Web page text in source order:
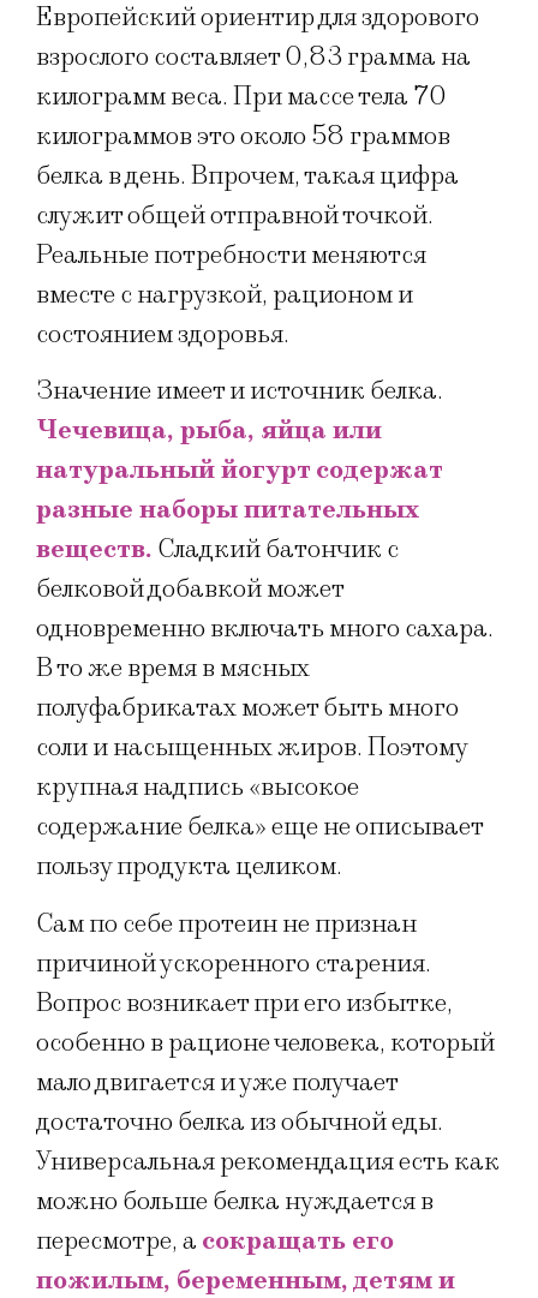
Европейский ориентир для здорового
взрослого составляет 0,83 грамма на
килограмм веса. При массе тела 70
килограммов это около 58 граммов
белка в день. Впрочем, такая цифра
служит общей отправной точкой.
Реальные потребности меняются
вместе с нагрузкой, рационом и
состоянием здоровья.
Значение имеет и источник белка.
Чечевица, рыба, яйца или
натуральный йогурт содержат
разные наборы питательных
веществ. Сладкий батончик с
белковой добавкой может
одновременно включать много сахара.
В то же время в мясных
полуфабрикатах может быть много
соли и насыщенных жиров. Поэтому
крупная надпись «высокое
содержание белка» еще не описывает
пользу продукта целиком.
Сам по себе протеин не признан
причиной ускоренного старения.
Вопрос возникает при его избытке,
особенно в рационе человека, который
мало двигается и уже получает
достаточно белка из обычной еды.
Универсальная рекомендация есть как
можно больше белка нуждается в
пересмотре, а сокращать его
пожилым, беременным, детям и